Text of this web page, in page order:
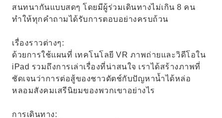
สนทนากันแบบสดๆ โดยมีผู้ร่วมเดินทางไม่เกิน 8 คน
ทำให้ทุกคำถามได้รับการตอบอย่างครบถ้วน
เรื่องราวต่างๆ:
ด้วยการใช้แผนที่ เทคโนโลยี VR ภาพถ่ายและวิดีโอใน
iPad รวมถึงการเล่าเรื่องที่น่าสนใจ เราได้สร้างภาพที่
ชัดเจนว่าการต่อสู้ของชาวดัตช์กับปัญหาน้ำได้หล่อ
หลอมสังคมเสรีนิยมของพวกเขาอย่างไร
การเดินทาง: